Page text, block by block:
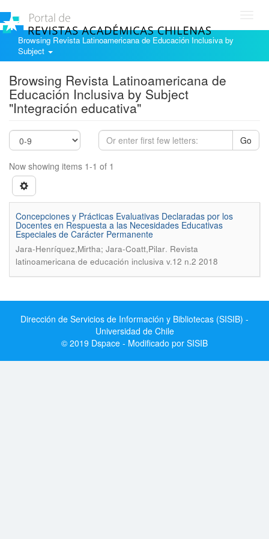
Browsing Revista Latinoamericana de Educación Inclusiva by
Subject
Browsing Revista Latinoamericana de
Educación Inclusiva by Subject
"Integración educativa"
Go
Now showing items 1-1 of 1
Concepciones y Prácticas Evaluativas Declaradas por los
Docentes en Respuesta a las Necesidades Educativas
Especiales de Carácter Permanente
Jara-Henríquez,Mirtha; Jara-Coatt,Pilar. Revista
latinoamericana de educación inclusiva v.12 n.2 2018
Dirección de Servicios de Información y Bibliotecas (SISIB) -
Universidad de Chile
© 2019 Dspace - Modificado por SISIB